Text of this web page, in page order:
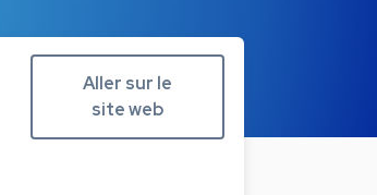
Aller sur le
site web